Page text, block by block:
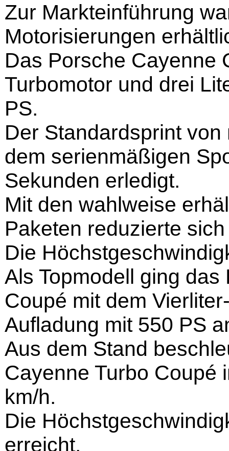
Zur Markteinführung
Motorisierungen
Das Porsche Cayenne
Turbomotor und drei
PS.
Der Standardsprint
dem serienmäßigen
Sekunden erledigt.
Mit den wahlweise
Paketen reduzierte
Die
Als Topmodell ging
Coupé mit dem
Aufladung mit 550 PS
Aus dem Stand
Cayenne Turbo Coupé
km/h.
Die
erreicht.